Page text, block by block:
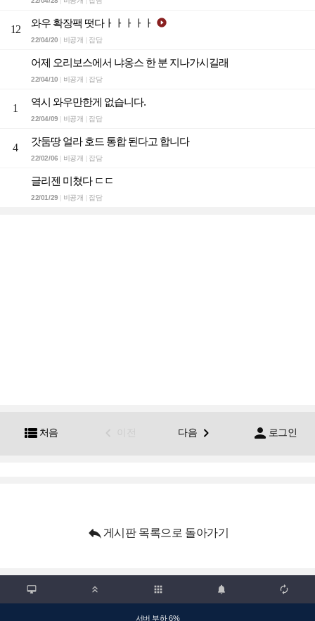
12
와우 확장팩 떳다ㅏㅏㅏㅏㅏ 
22/04/20 비공개 잡담
어제 오리보스에서 냐옹스 한 분 지나가시길래
22/04/10 비공개 잡담
1
역시 와우만한게 없습니다.
22/04/09 비공개 잡담
4
갓둠땅 얼라 호드 통합 된다고 합니다
22/02/06 비공개 잡담
글리젠 미쳤다 ㄷㄷ
22/01/29 비공개 잡담
 처음 다음   로그인
 게시판 목록으로 돌아가기
  apps  
서버 부하 6%